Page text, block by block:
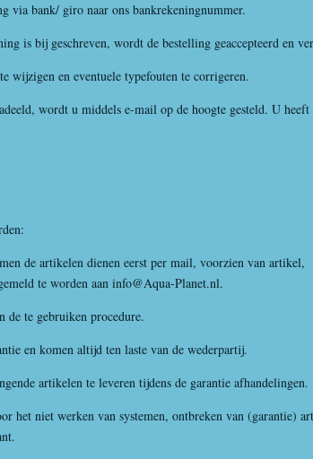
bank/ giro naar ons bankrekeningnummer.
is bij geschreven, wordt de bestelling geaccepteerd en
wijzigen en eventuele typefouten te corrigeren.
wordt u middels e-mail op de hoogte gesteld. U heeft
de artikelen dienen eerst per mail, voorzien van artikel,
te worden aan info@Aqua-Planet.nl.
te gebruiken procedure.
en komen altijd ten laste van de wederpartij.
artikelen te leveren tijdens de garantie afhandelingen.
het niet werken van systemen, ontbreken van (garantie)